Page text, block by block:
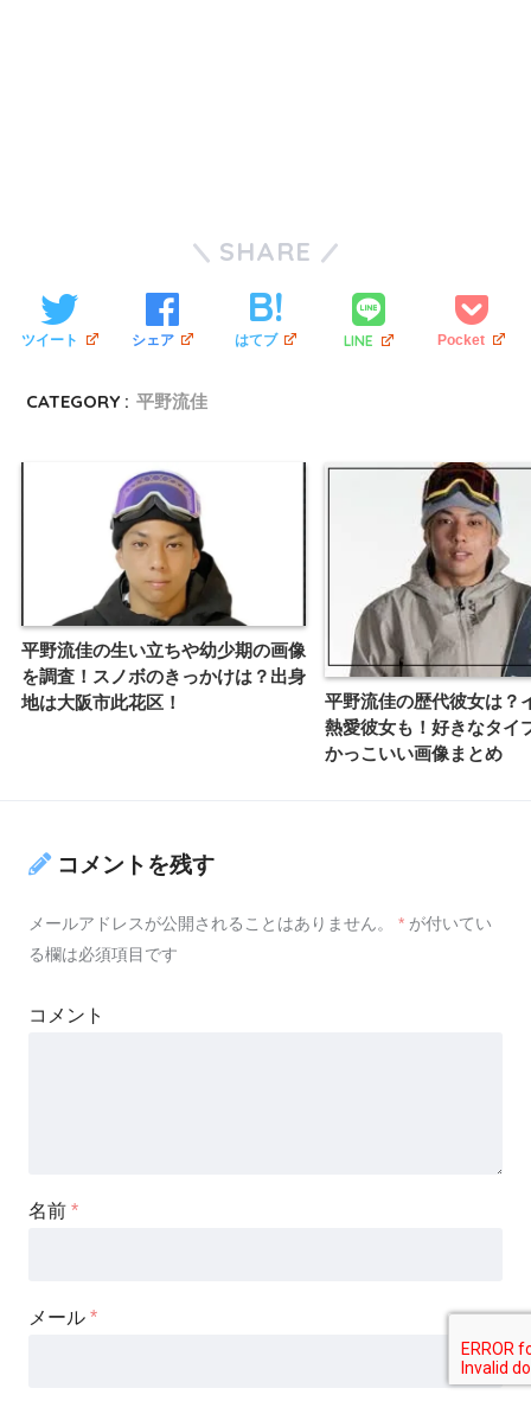
SHARE
ツイート シェア はてブ LINE Pocket
CATEGORY : 平野流佳
平野流佳の生い立ちや幼少期の画像
を調査！スノボのきっかけは？出身
地は大阪市此花区！
平野流佳の歴代彼女は？
熱愛彼女も！好きなタイ
かっこいい画像まとめ
コメントを残す
メールアドレスが公開されることはありません。 * が付いてい
る欄は必須項目です
コメント
名前 *
メール *